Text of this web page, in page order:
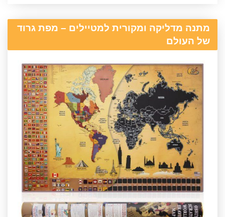
מתנה מדליקה ומקורית למטיילים – מפת גרוד
של העולם